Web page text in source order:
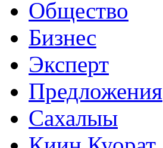
Общество
Бизнес
Эксперт
Предложения
Сахалыы